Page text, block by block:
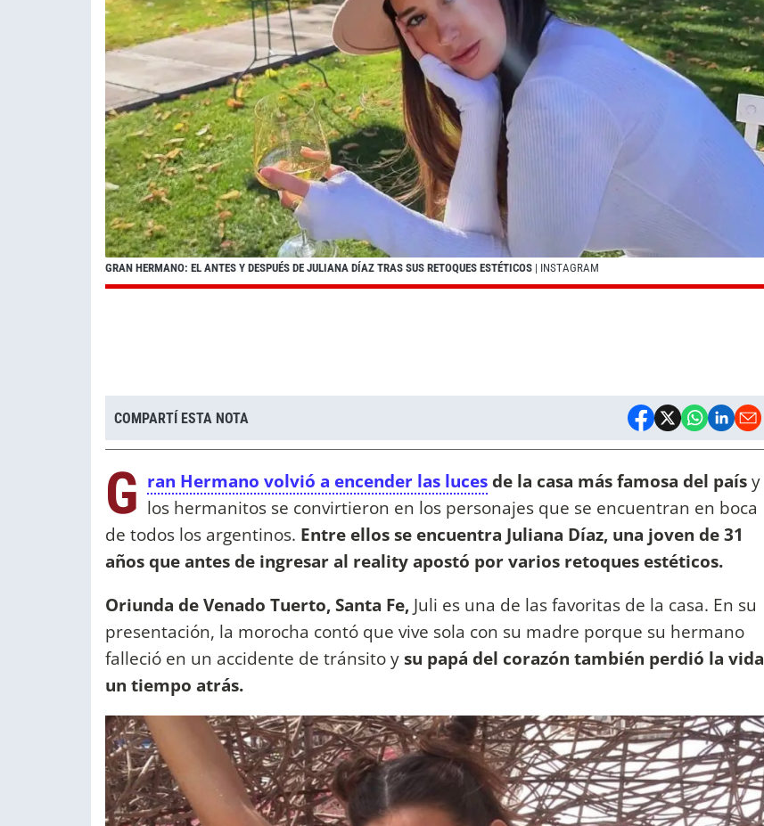
GRAN HERMANO: EL ANTES Y DESPUÉS DE JULIANA DÍAZ TRAS SUS RETOQUES ESTÉTICOS | INSTAGRAM
COMPARTÍ ESTA NOTA
G ran Hermano volvió a encender las lucesde la casa más famosa del paísy
los hermanitos se convirtieron en los personajes que se encuentran en boca
de todos los argentinos. Entre ellos se encuentra Juliana Díaz, una joven de 31
años que antes de ingresar al reality apostó por varios retoques estéticos.
Oriunda de Venado Tuerto, Santa Fe, Juli es una de las favoritas de la casa. En su
presentación, la morocha contó que vive sola con su madre porque su hermano
falleció en un accidente de tránsito ysu papá del corazón también perdió la vida
un tiempo atrás.